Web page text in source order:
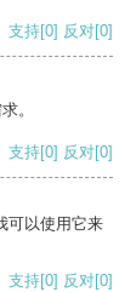
支持[0] 反对[0]
。
支持[0] 反对[0]
可以使用它来
支持[0] 反对[0]